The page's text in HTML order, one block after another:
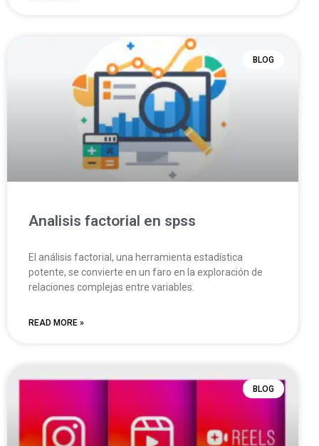
BLOG
Analisis factorial en spss
El análisis factorial, una herramienta estadística
potente, se convierte en un faro en la exploración de
relaciones complejas entre variables.
READ MORE »
BLOG